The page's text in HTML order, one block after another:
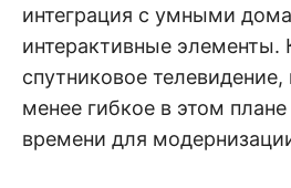
интеграция с умными
интерактивные элементы.
спутниковое телевидение,
менее гибкое в этом
времени для